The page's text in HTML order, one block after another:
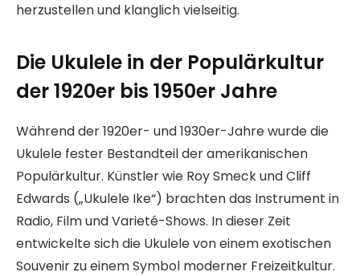
herzustellen und klanglich vielseitig.
Die Ukulele in der Populärkultur
der 1920er bis 1950er Jahre
Während der 1920er- und 1930er-Jahre wurde die
Ukulele fester Bestandteil der amerikanischen
Populärkultur. Künstler wie Roy Smeck und Cliff
Edwards („Ukulele Ike“) brachten das Instrument in
Radio, Film und Varieté-Shows. In dieser Zeit
entwickelte sich die Ukulele von einem exotischen
Souvenir zu einem Symbol moderner Freizeitkultur.